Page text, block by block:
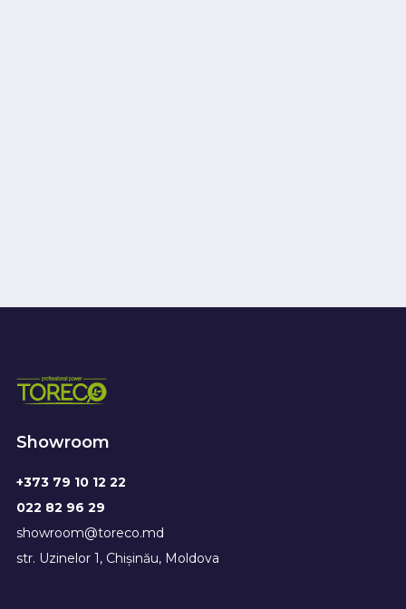
Showroom
+373 79 10 12 22
022 82 96 29
showroom@toreco.md
str. Uzinelor 1, Chișinău, Moldova